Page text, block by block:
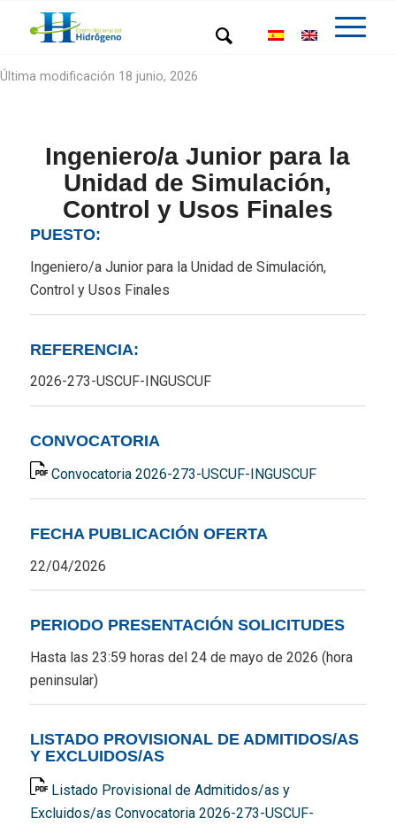
Última modificación 18 junio, 2026
Ingeniero/a Junior para la
Unidad de Simulación,
Control y Usos Finales
PUESTO:
Ingeniero/a Junior para la Unidad de Simulación,
Control y Usos Finales
REFERENCIA:
2026-273-USCUF-INGUSCUF
CONVOCATORIA
Convocatoria 2026-273-USCUF-INGUSCUF
FECHA PUBLICACIÓN OFERTA
22/04/2026
PERIODO PRESENTACIÓN SOLICITUDES
Hasta las 23:59 horas del 24 de mayo de 2026 (hora
peninsular)
LISTADO PROVISIONAL DE ADMITIDOS/AS
Y EXCLUIDOS/AS
Listado Provisional de Admitidos/as y
Excluidos/as Convocatoria 2026-273-USCUF-